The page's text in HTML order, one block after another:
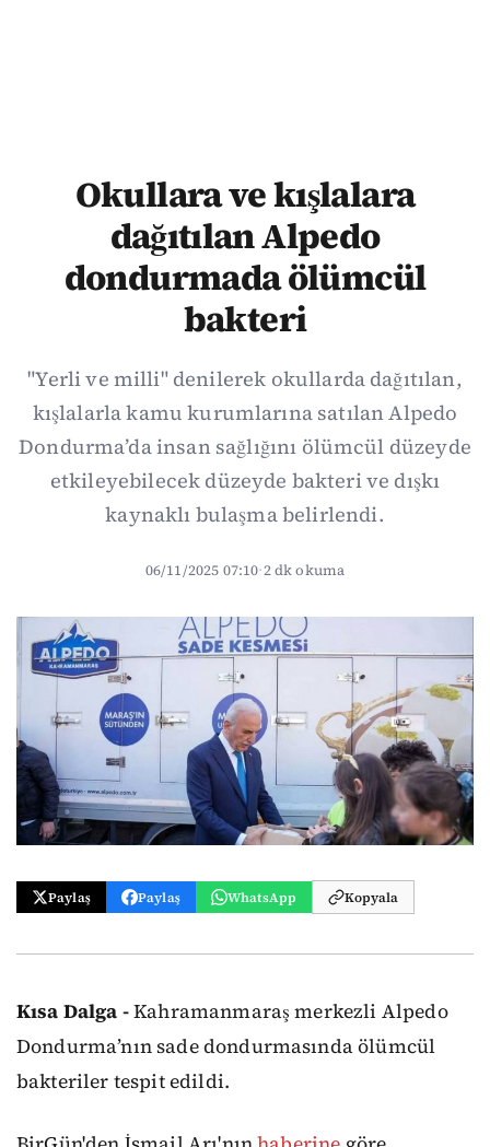
Okullara ve kışlalara
dağıtılan Alpedo
dondurmada ölümcül
bakteri
"Yerli ve milli" denilerek okullarda dağıtılan,
kışlalarla kamu kurumlarına satılan Alpedo
Dondurma’da insan sağlığını ölümcül düzeyde
etkileyebilecek düzeyde bakteri ve dışkı
kaynaklı bulaşma belirlendi.
06/11/2025 07:10·2 dk okuma
Paylaş Paylaş WhatsApp Kopyala
Kısa Dalga -Kahramanmaraş merkezli Alpedo
Dondurma’nın sade dondurmasında ölümcül
bakteriler tespit edildi.